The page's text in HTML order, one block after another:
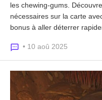
les chewing-gums.
nécessaires sur la carte
bonus à aller déterrer
• 10 aoû 2025